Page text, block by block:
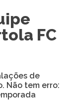
FC
de
Não tem erro: